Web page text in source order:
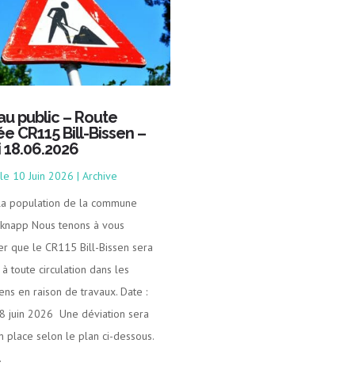
public – Route
CR115 Bill-Bissen –
10 Juin 2026 |Archive
population de la commune
Nous tenons à vous
que le CR115 Bill-Bissen sera
toute circulation dans les
en raison de travaux. Date :
juin 2026 Une déviation sera
place selon le plan ci-dessous.